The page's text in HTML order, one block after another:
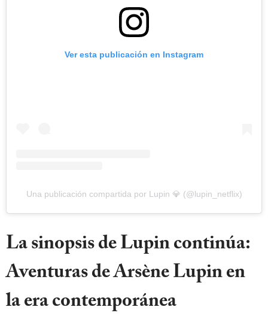
Ver esta publicación en Instagram
Una publicación compartida por Lupin 💎 (@lupin_netflix)
La sinopsis de Lupin continúa:
Aventuras de Arsène Lupin en
la era contemporánea